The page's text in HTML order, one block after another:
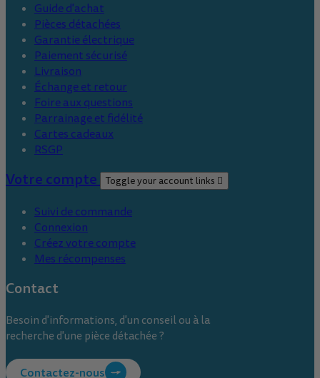
Guide d'achat
Pièces détachées
Garantie électrique
Paiement sécurisé
Livraison
Échange et retour
Foire aux questions
Parrainage et fidélité
Cartes cadeaux
RSGP
Votre compte Toggle your account links 
Suivi de commande
Connexion
Créez votre compte
Mes récompenses
Contact
Besoin d'informations, d'un conseil ou à la
recherche d'une pièce détachée ?
Contactez-nous